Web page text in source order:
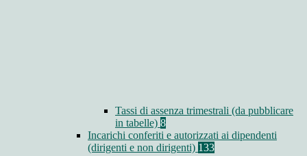
Tassi di assenza trimestrali (da pubblicare
in tabelle) 8
Incarichi conferiti e autorizzati ai dipendenti
(dirigenti e non dirigenti) 133